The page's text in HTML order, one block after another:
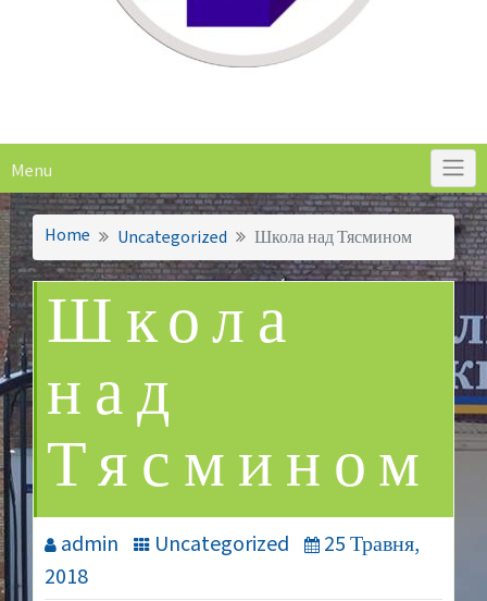
Menu
Home Uncategorized Школа над Тясмином
Школа
над
Тясмином
admin Uncategorized
25 Травня,
2018